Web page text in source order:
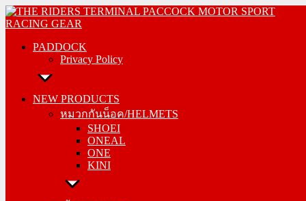
Skip
to
PADDOCK
Privacy Policy
NEW PRODUCTS
หมวกกันน็อค/HELMETS
SHOEI
ONEAL
ONE
KINI
PADDOCK
NEW PRODUCTS
SHOEI
ONEAL
ONE
KINI
เสื้อ/JACKETS